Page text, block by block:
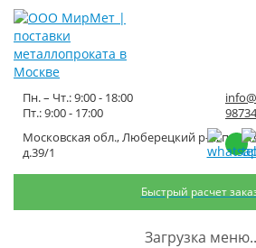
Московская обл., Люберецкий р-н, пос.
д.39/1
Пн. – Чт.: 9:00 - 18:00
Пт.: 9:00 - 17:00
Быстрый расчет
Загрузка
Труба нержавеющая
бесшовная 159
стенка 6